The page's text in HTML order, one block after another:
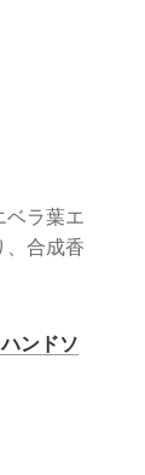
ベラ葉エ
、合成香
ンドソ